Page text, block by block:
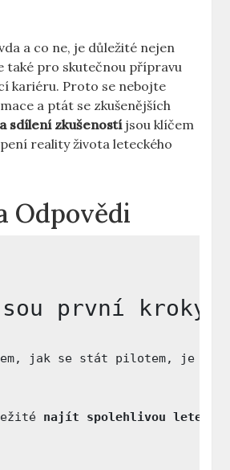
a ⁤co ne, je ⁣důležité nejen
také pro skutečnou přípravu
kariéru.‌ Proto se nebojte
a⁤ ptát ⁣se zkušenějších
sdílení zkušenostíjsou klíčem
⁤reality‍ života leteckého
Odpovědi
první kroky
jak se stát pilotem, je
najít spolehlivou